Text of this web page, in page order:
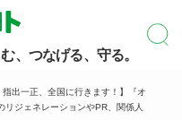
、つなげる、守る。
出一正、全国に行きます！】『オ
ジェネレーションやPR、関係人